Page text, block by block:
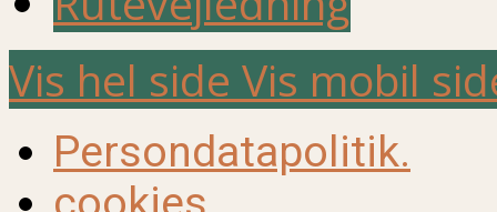
Vis hel side Vis mobil
Persondatapolitik.